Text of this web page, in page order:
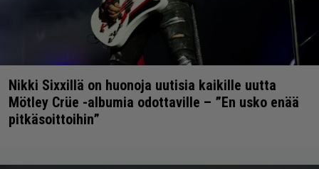
Nikki Sixxillä on huonoja uutisia kaikille uutta
Mötley Crüe -albumia odottaville – ”En usko enää
pitkäsoittoihin”